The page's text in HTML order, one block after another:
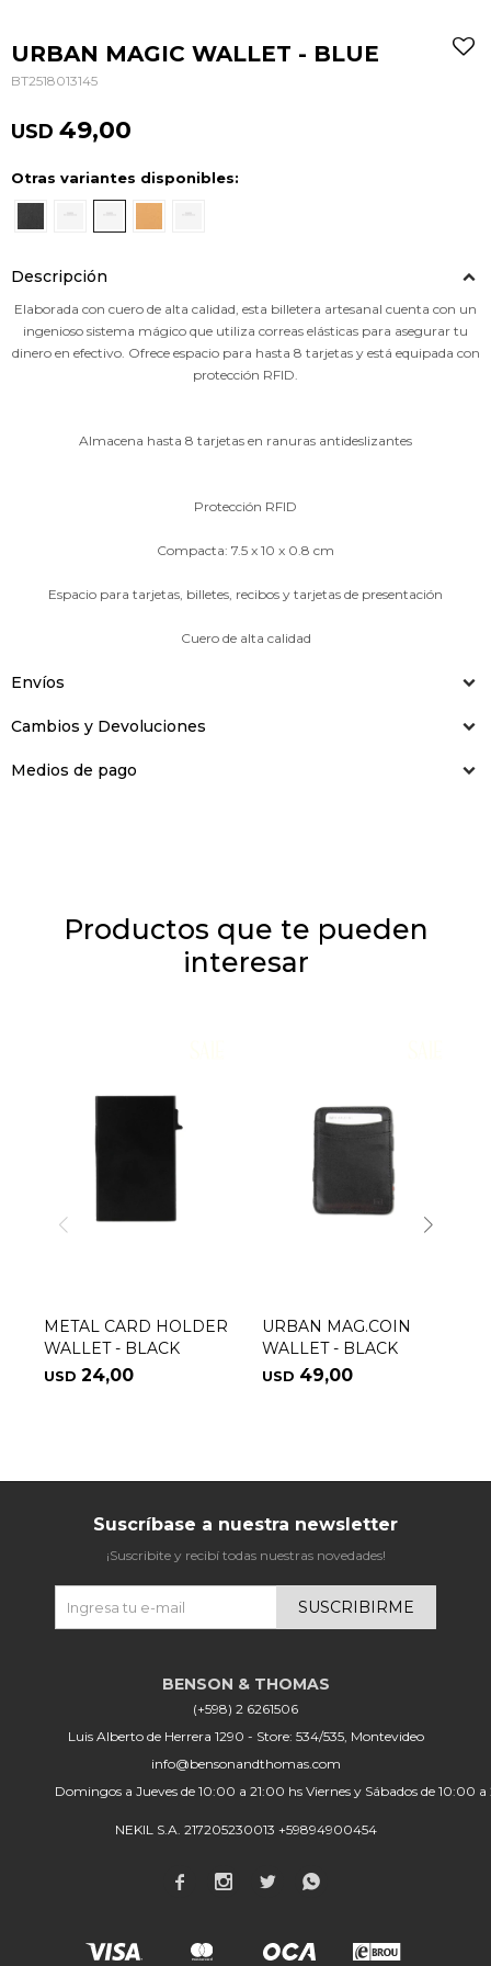
URBAN MAGIC WALLET - BLUE
BT2518013145
USD 49,00
Otras variantes disponibles:
Descripción
Elaborada con cuero de alta calidad, esta billetera artesanal cuenta con un
ingenioso sistema mágico que utiliza correas elásticas para asegurar tu
dinero en efectivo. Ofrece espacio para hasta 8 tarjetas y está equipada con
protección RFID.
Almacena hasta 8 tarjetas en ranuras antideslizantes
Protección RFID
Compacta: 7.5 x 10 x 0.8 cm
Espacio para tarjetas, billetes, recibos y tarjetas de presentación
Cuero de alta calidad
Envíos
Cambios y Devoluciones
Medios de pago
Productos que te pueden
interesar
METAL CARD HOLDER
WALLET - BLACK
USD 24,00
URBAN MAG.COIN
WALLET - BLACK
USD 49,00
(+598) 2 6261506
Luis Alberto de Herrera 1290 - Store: 534/535, Montevideo
info@bensonandthomas.com
Domingos a Jueves de 10:00 a 21:00 hs Viernes y Sábados de 10:00
NEKIL S.A. 217205230013 +59894900454
   
Suscríbase a nuestra newsletter
¡Suscribite y recibí todas nuestras novedades!
SUSCRIBIRME